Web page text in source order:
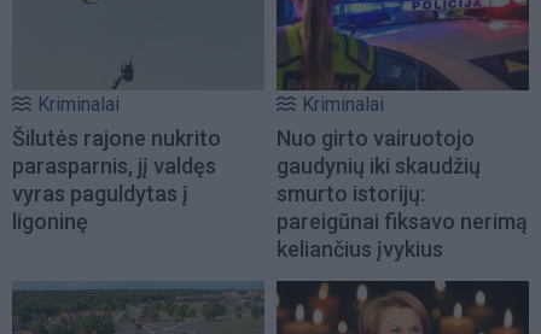
Kriminalai
Šilutės rajone nukrito
parasparnis, jį valdęs
vyras paguldytas į
ligoninę
Kriminalai
Nuo girto vairuotojo
gaudynių iki skaudžių
smurto istorijų:
pareigūnai fiksavo nerimą
keliančius įvykius